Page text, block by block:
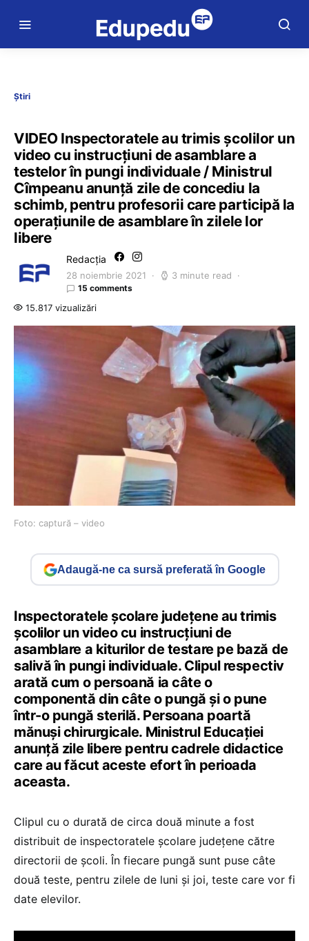
Știri
VIDEO Inspectoratele au trimis școlilor un
video cu instrucțiuni de asamblare a
testelor în pungi individuale / Ministrul
Cîmpeanu anunță zile de concediu la
schimb, pentru profesorii care participă la
operațiunile de asamblare în zilele lor
libere
Redacția
28 noiembrie 2021 3 minute read
15 comments
15.817 vizualizări
Foto: captură – video
Adaugă-ne ca sursă preferată în Google
Inspectoratele școlare județene au trimis
școlilor un video cu instrucțiuni de
asamblare a kiturilor de testare pe bază de
salivă în pungi individuale. Clipul respectiv
arată cum o persoană ia câte o
componentă din câte o pungă și o pune
într-o pungă sterilă. Persoana poartă
mănuși chirurgicale. Ministrul Educației
anunță zile libere pentru cadrele didactice
care au făcut aceste efort în perioada
aceasta.
Clipul cu o durată de circa două minute a fost
distribuit de inspectoratele școlare județene către
directorii de școli. În fiecare pungă sunt puse câte
două teste, pentru zilele de luni și joi, teste care vor fi
date elevilor.